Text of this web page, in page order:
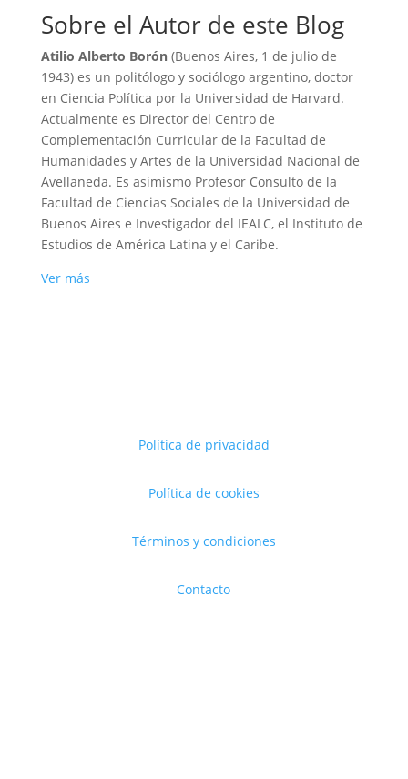
Sobre el Autor de este Blog
Atilio Alberto Borón(Buenos Aires, 1 de julio de
1943) es un politólogo y sociólogo argentino, doctor
en Ciencia Política por la Universidad de Harvard.
Actualmente es Director del Centro de
Complementación Curricular de la Facultad de
Humanidades y Artes de la Universidad Nacional de
Avellaneda. Es asimismo Profesor Consulto de la
Facultad de Ciencias Sociales de la Universidad de
Buenos Aires e Investigador del IEALC, el Instituto de
Estudios de América Latina y el Caribe.
Ver más
Política de privacidad
Política de cookies
Términos y condiciones
Contacto